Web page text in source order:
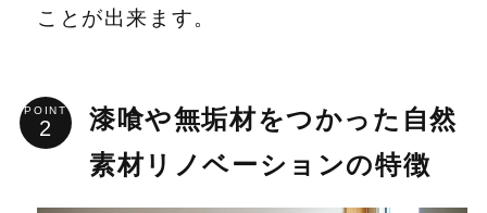
ことが出来ます。
POINT
漆喰や無垢材をつかった自然
素材リノベーションの特徴